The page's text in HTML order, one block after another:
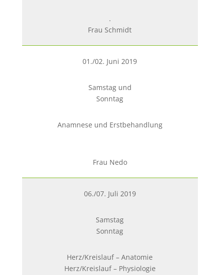
.
Frau Schmidt
01./02. Juni 2019
Samstag und
Sonntag
Anamnese und Erstbehandlung
Frau Nedo
06./07. Juli 2019
Samstag
Sonntag
Herz/Kreislauf – Anatomie
Herz/Kreislauf – Physiologie